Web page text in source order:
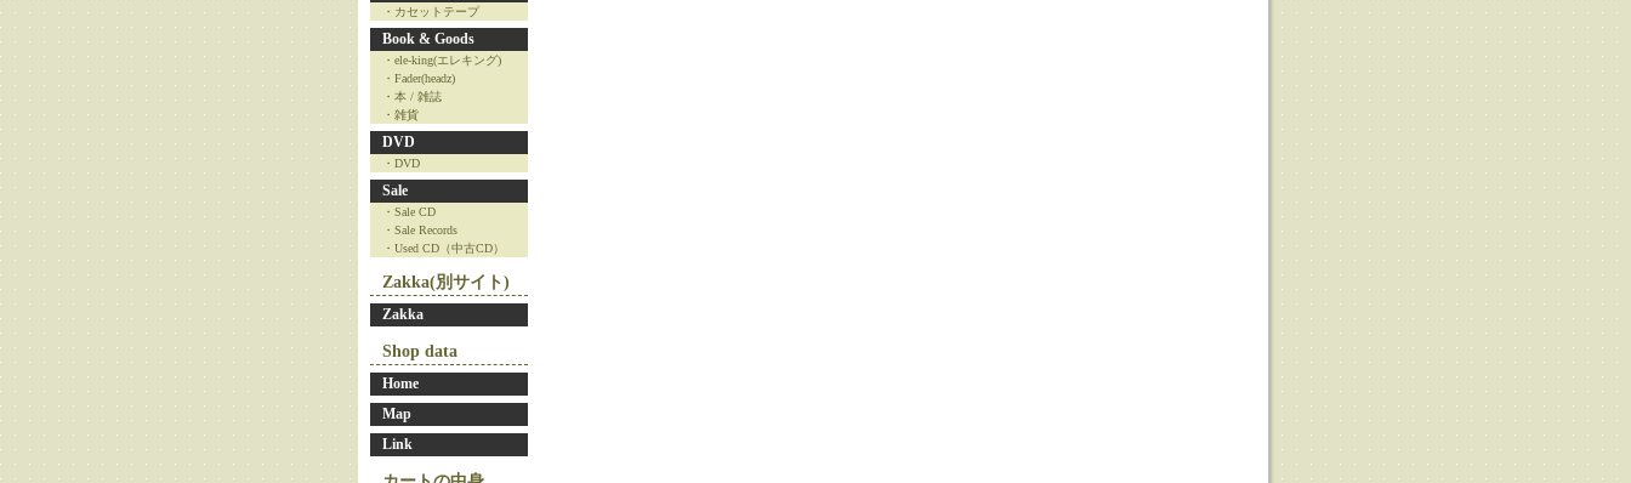
・カセットテープ
Book & Goods
・ele-king(エレキング)
・Fader(headz)
・本 / 雑誌
・雑貨
DVD
・DVD
Sale
・Sale CD
・Sale Records
・Used CD（中古CD）
Zakka(別サイト)
Zakka
Shop data
Home
Map
Link